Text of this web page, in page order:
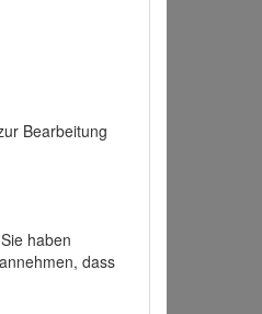
Bearbeitung
haben
dass